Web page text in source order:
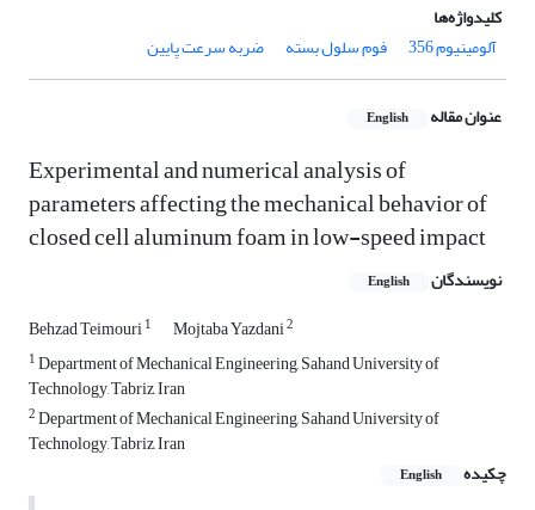
کلیدواژه‌ها
آلومینیوم 356
فوم سلول بسته ضربه سرعت پایین
عنوان مقاله English
Experimental and numerical analysis of
parameters affecting the mechanical behavior of
closed cell aluminum foam in low-speed impact
نویسندگان English
Behzad Teimouri1 Mojtaba Yazdani2
1Department of Mechanical Engineering, Sahand University of
Technology, Tabriz, Iran
2Department of Mechanical Engineering, Sahand University of
Technology, Tabriz, Iran
چکیده
English